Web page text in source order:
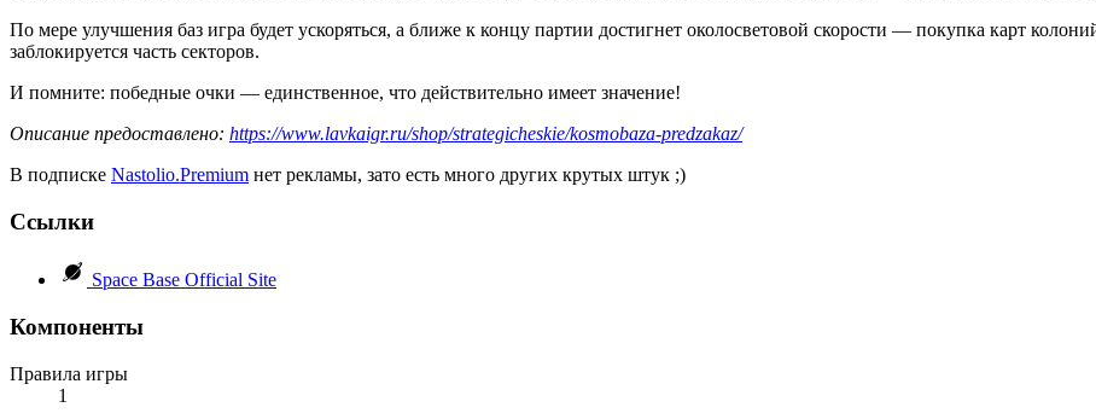
По мере улучшения баз игра будет ускоряться, а ближе к концу партии достигнет околосветовой скорости — покупка карт
заблокируется часть секторов.
И помните: победные очки — единственное, что действительно имеет значение!
Описание предоставлено: https://www.lavkaigr.ru/shop/strategicheskie/kosmobaza-predzakaz/
В подписке Nastolio.Premium нет рекламы, зато есть много других крутых штук ;)
Ссылки
Space Base Official Site
Компоненты
Правила игры
1